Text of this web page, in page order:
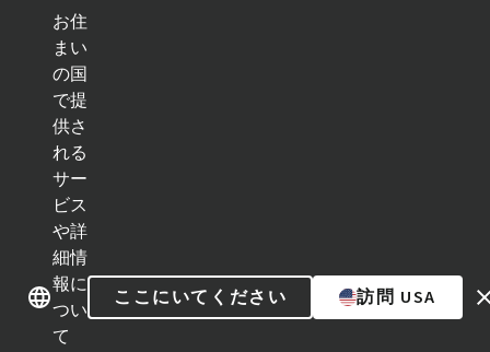
お住
まい
の国
で提
供さ
れる
サー
ビス
や詳
細情
報に
つい
て
ここにいてください 訪問 USA
カテゴリー
インプラントライン
補綴補助ツール
インスツルメント＆アクセサリー